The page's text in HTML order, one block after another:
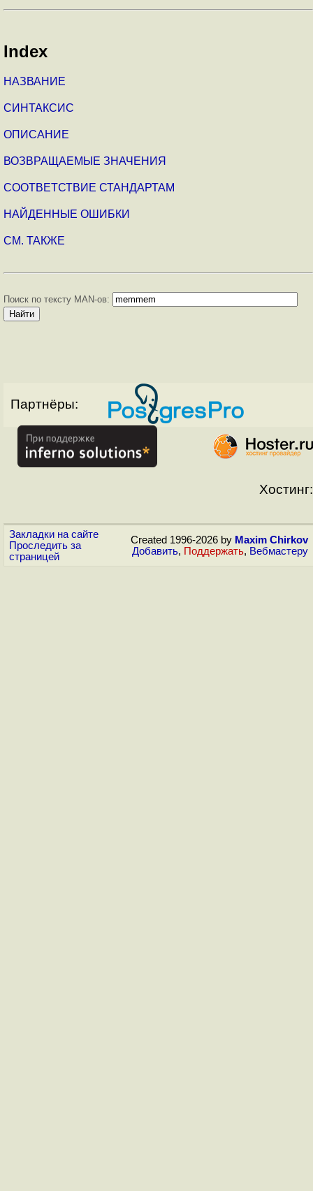
Index
НАЗВАНИЕ
СИНТАКСИС
ОПИСАНИЕ
ВОЗВРАЩАЕМЫЕ ЗНАЧЕНИЯ
СООТВЕТСТВИЕ СТАНДАРТАМ
НАЙДЕННЫЕ ОШИБКИ
СМ. ТАКЖЕ
Поиск по тексту MAN-ов:
Партнёры:
Хостинг:
Закладки на сайте
Проследить за
страницей
Created 1996-2026 by Maxim Chirkov
Добавить, Поддержать, Вебмастеру